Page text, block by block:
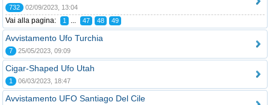
732 02/09/2023, 13:04
Vai alla pagina: 1 ... 47 48 49
Avvistamento Ufo Turchia
7 25/05/2023, 09:09
Cigar-Shaped Ufo Utah
1 06/03/2023, 18:47
Avvistamento UFO Santiago Del Cile